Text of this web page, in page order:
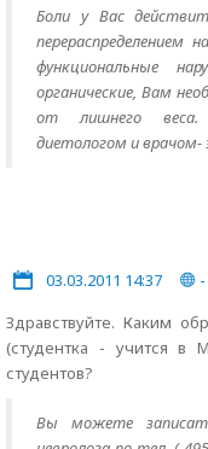
Боли у Вас
перераспределением
функциональные
органические, Вам
от лишнего веса.
диетологом и врачом-
03.03.2011 14:37 -
Здравствуйте. Каким
(студентка - учится в
студентов?
Вы можете